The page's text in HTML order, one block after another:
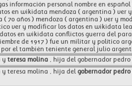
información personal nombre en
en wikidata mendoza ( argentina )
( 70 años ) mendoza ( argentina ) ver y
ver y modificar los datos en wikidata
en wikidata conflictos guerra del
de 1917 ) fue un militar y político
el también teniente general julio
y teresa molina , hija del gobernador
teresa molina , hija delgobernador